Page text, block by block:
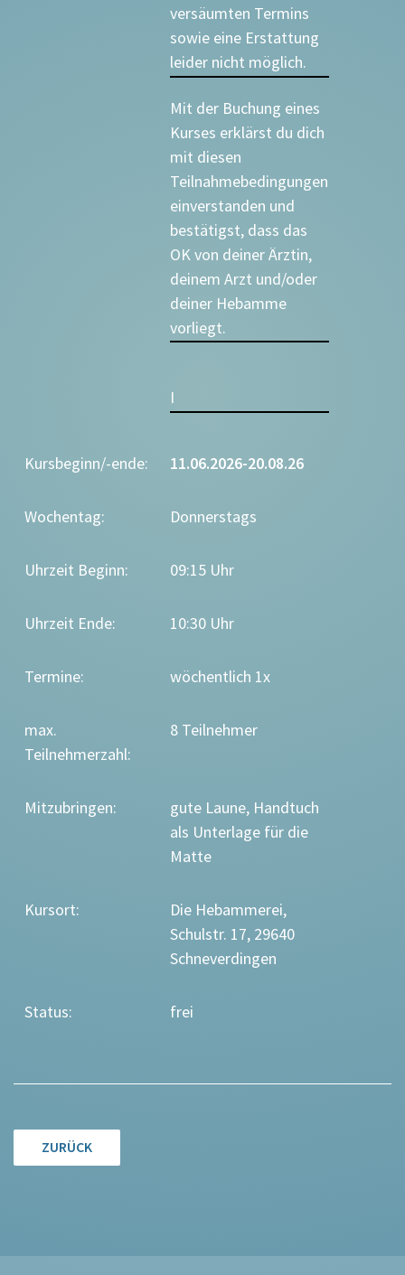
versäumten Termins
sowie eine Erstattung
leider nicht möglich.
Mit der Buchung eines
Kurses erklärst du dich
mit diesen
Teilnahmebedingungen
einverstanden und
bestätigst, dass das
OK von deiner Ärztin,
deinem Arzt und/oder
deiner Hebamme
vorliegt.
I
Kursbeginn/-ende: 11.06.2026-20.08.26
Wochentag: Donnerstags
Uhrzeit Beginn: 09:15 Uhr
Uhrzeit Ende: 10:30 Uhr
Termine: wöchentlich 1x
max.
Teilnehmerzahl:
8 Teilnehmer
Mitzubringen:
gute Laune, Handtuch
als Unterlage für die
Matte
Kursort:
Die Hebammerei,
Schulstr. 17, 29640
Schneverdingen
Status: frei
ZURÜCK